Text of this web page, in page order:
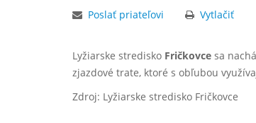
Poslať priateľovi Vytlačiť
Lyžiarske stredisko Fričkovce sa
zjazdové trate, ktoré s obľubou
Zdroj: Lyžiarske stredisko Fričkovce